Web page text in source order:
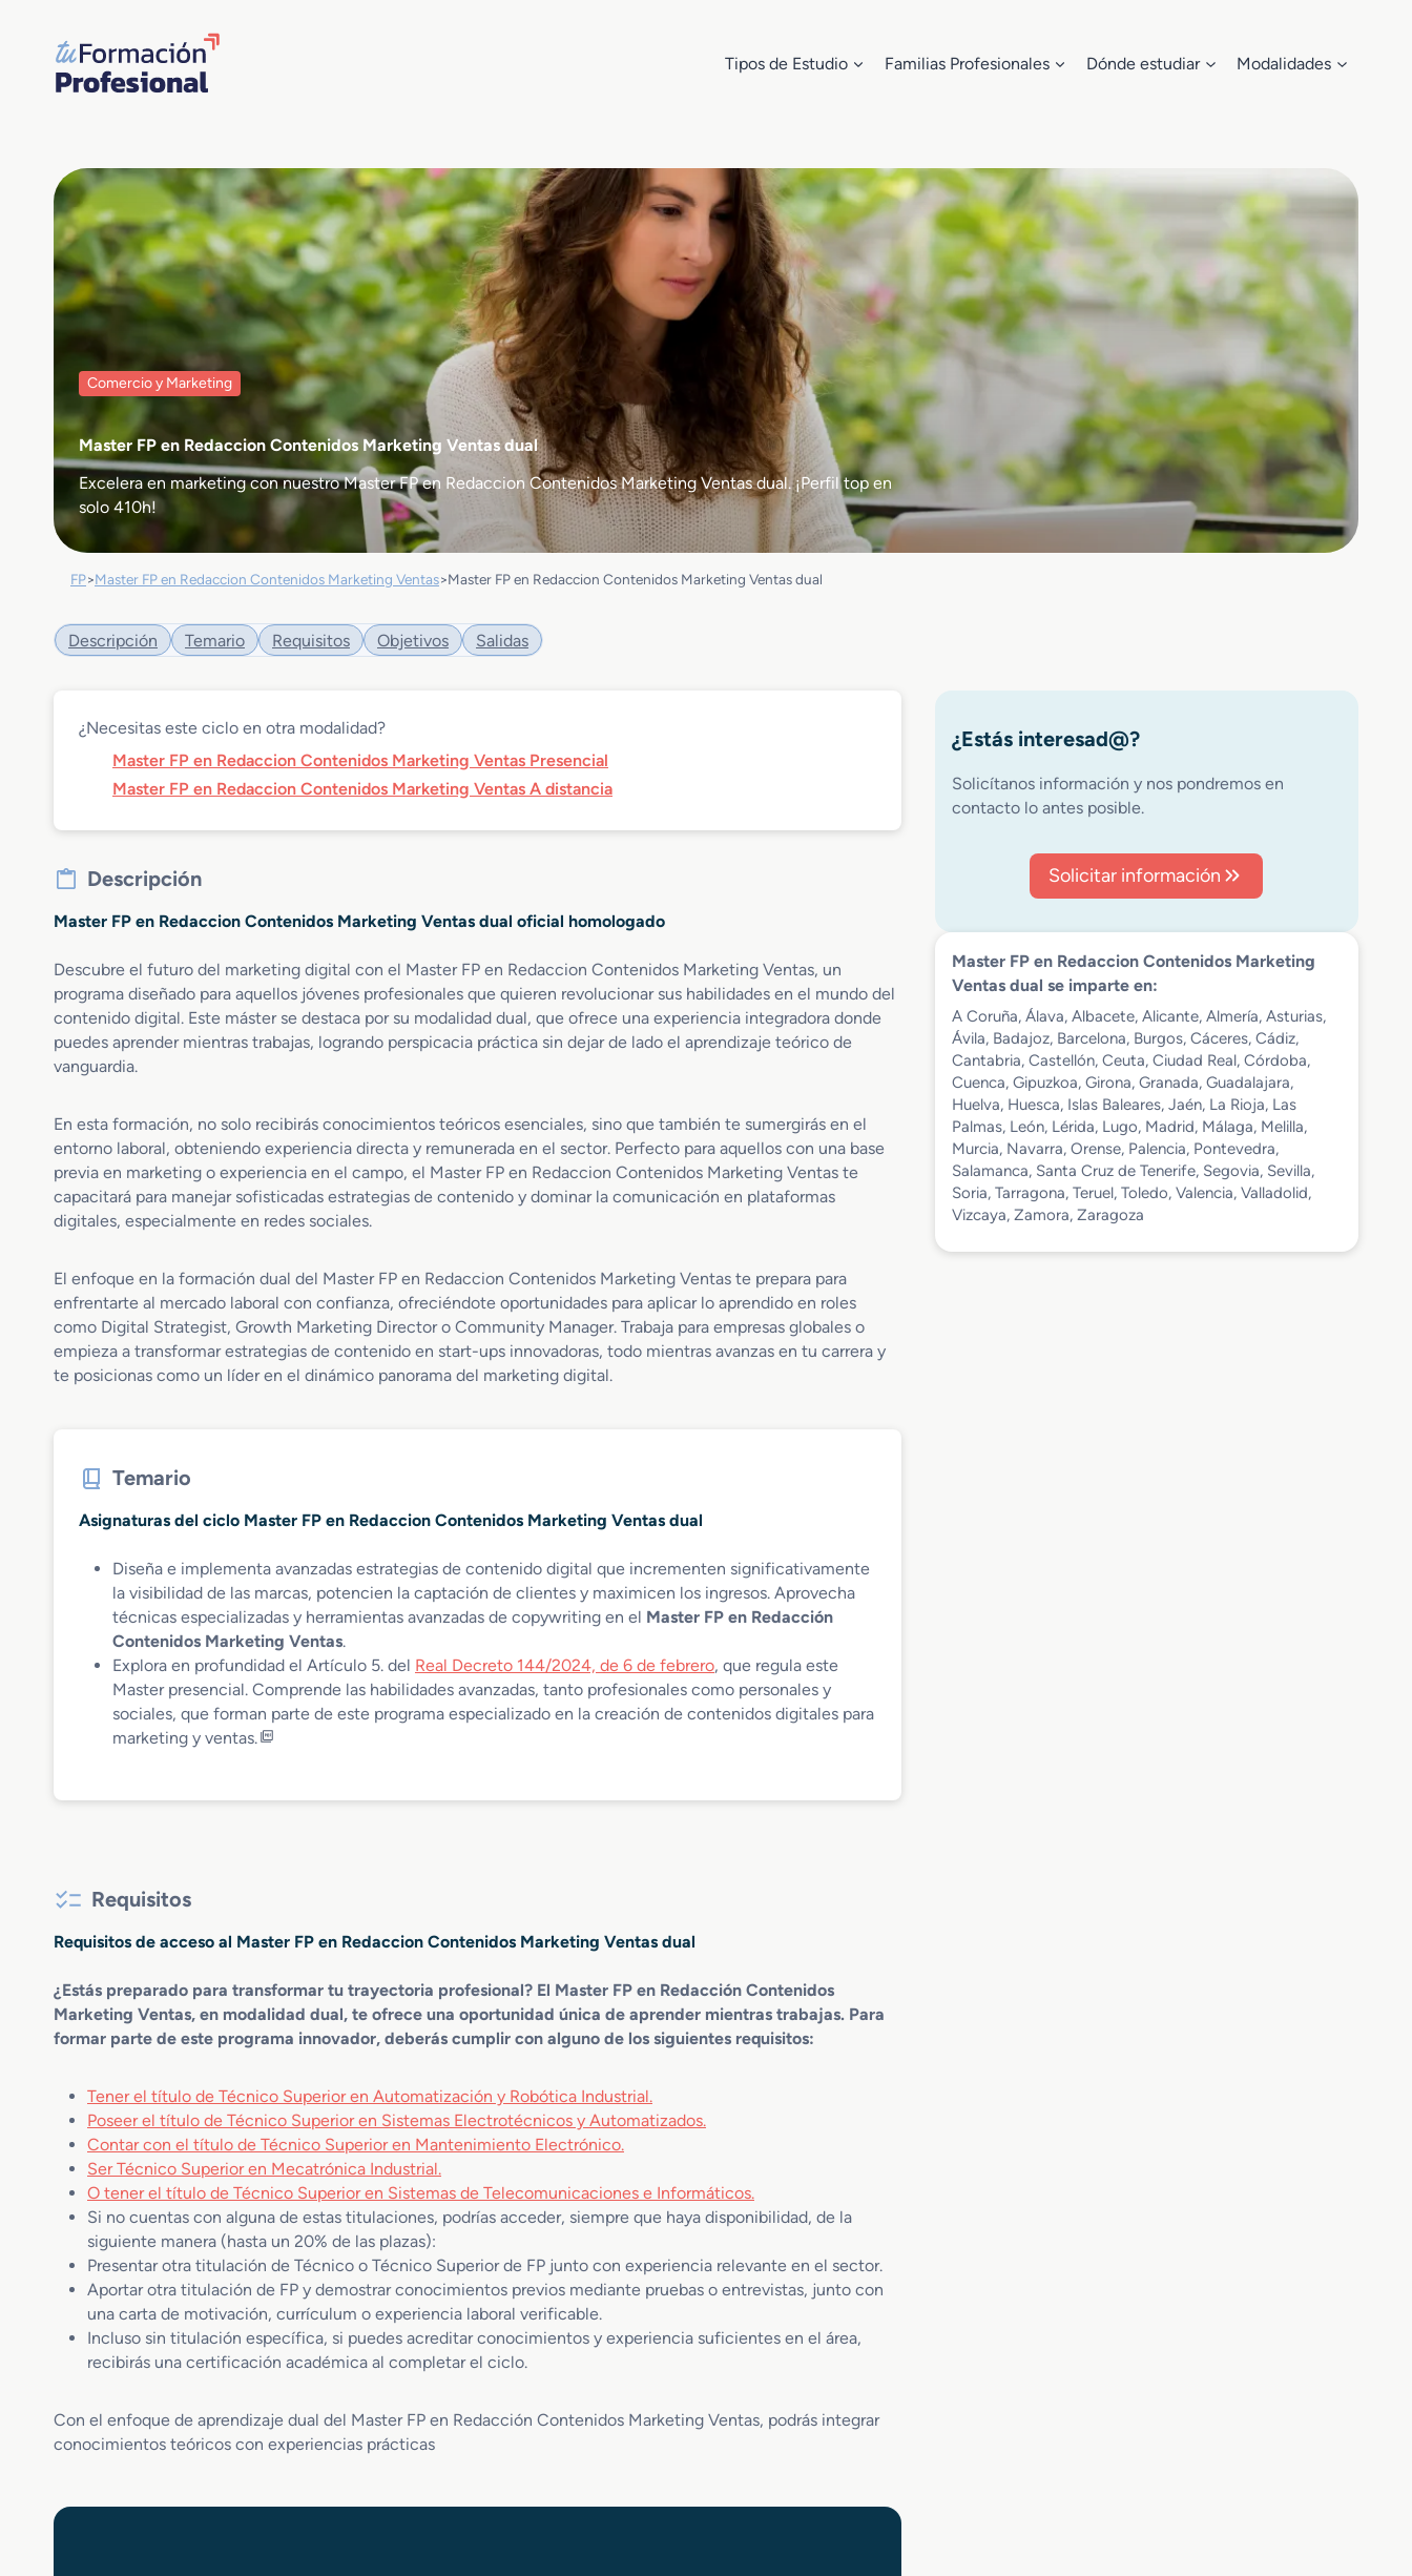
contenido
Tipos de Estudio Familias Profesionales Dónde estudiar Modalidades
Comercio y Marketing
Master FP en Redaccion Contenidos Marketing Ventas dual
Excelera en marketing con nuestro Master FP en Redaccion Contenidos Marketing Ventas dual. ¡Perfil top en
solo 410h!
FP>Master FP en Redaccion Contenidos Marketing Ventas>Master FP en Redaccion Contenidos Marketing Ventas dual
Descripción Temario Requisitos Objetivos Salidas
¿Necesitas este ciclo en otra modalidad?
Master FP en Redaccion Contenidos Marketing Ventas Presencial
Master FP en Redaccion Contenidos Marketing Ventas A distancia
Descripción
Master FP en Redaccion Contenidos Marketing Ventas dual oficial homologado
Descubre el futuro del marketing digital con el Master FP en Redaccion Contenidos Marketing Ventas, un
programa diseñado para aquellos jóvenes profesionales que quieren revolucionar sus habilidades en el mundo del
contenido digital. Este máster se destaca por su modalidad dual, que ofrece una experiencia integradora donde
puedes aprender mientras trabajas, logrando perspicacia práctica sin dejar de lado el aprendizaje teórico de
vanguardia.
En esta formación, no solo recibirás conocimientos teóricos esenciales, sino que también te sumergirás en el
entorno laboral, obteniendo experiencia directa y remunerada en el sector. Perfecto para aquellos con una base
previa en marketing o experiencia en el campo, el Master FP en Redaccion Contenidos Marketing Ventas te
capacitará para manejar sofisticadas estrategias de contenido y dominar la comunicación en plataformas
digitales, especialmente en redes sociales.
El enfoque en la formación dual del Master FP en Redaccion Contenidos Marketing Ventas te prepara para
enfrentarte al mercado laboral con confianza, ofreciéndote oportunidades para aplicar lo aprendido en roles
como Digital Strategist, Growth Marketing Director o Community Manager. Trabaja para empresas globales o
empieza a transformar estrategias de contenido en start-ups innovadoras, todo mientras avanzas en tu carrera y
te posicionas como un líder en el dinámico panorama del marketing digital.
Temario
Asignaturas del ciclo Master FP en Redaccion Contenidos Marketing Ventas dual
Diseña e implementa avanzadas estrategias de contenido digital que incrementen significativamente
la visibilidad de las marcas, potencien la captación de clientes y maximicen los ingresos. Aprovecha
técnicas especializadas y herramientas avanzadas de copywriting en el Master FP en Redacción
Contenidos Marketing Ventas.
Explora en profundidad el Artículo 5. del Real Decreto 144/2024, de 6 de febrero, que regula este
Master presencial. Comprende las habilidades avanzadas, tanto profesionales como personales y
sociales, que forman parte de este programa especializado en la creación de contenidos digitales para
marketing y ventas.
Requisitos
Requisitos de acceso al Master FP en Redaccion Contenidos Marketing Ventas dual
¿Estás preparado para transformar tu trayectoria profesional? El Master FP en Redacción Contenidos
Marketing Ventas, en modalidad dual, te ofrece una oportunidad única de aprender mientras trabajas. Para
formar parte de este programa innovador, deberás cumplir con alguno de los siguientes requisitos:
Tener el título de Técnico Superior en Automatización y Robótica Industrial.
Poseer el título de Técnico Superior en Sistemas Electrotécnicos y Automatizados.
Contar con el título de Técnico Superior en Mantenimiento Electrónico.
Ser Técnico Superior en Mecatrónica Industrial.
O tener el título de Técnico Superior en Sistemas de Telecomunicaciones e Informáticos.
Si no cuentas con alguna de estas titulaciones, podrías acceder, siempre que haya disponibilidad, de la
siguiente manera (hasta un 20% de las plazas):
Presentar otra titulación de Técnico o Técnico Superior de FP junto con experiencia relevante en el sector.
Aportar otra titulación de FP y demostrar conocimientos previos mediante pruebas o entrevistas, junto con
una carta de motivación, currículum o experiencia laboral verificable.
Incluso sin titulación específica, si puedes acreditar conocimientos y experiencia suficientes en el área,
recibirás una certificación académica al completar el ciclo.
Con el enfoque de aprendizaje dual del Master FP en Redacción Contenidos Marketing Ventas, podrás integrar
conocimientos teóricos con experiencias prácticas
¿Estás interesad@?
Solicítanos información y nos pondremos en
contacto lo antes posible.
Solicitar información
Master FP en Redaccion Contenidos Marketing
Ventas dual se imparte en:
A Coruña, Álava, Albacete, Alicante, Almería, Asturias,
Ávila, Badajoz, Barcelona, Burgos, Cáceres, Cádiz,
Cantabria, Castellón, Ceuta, Ciudad Real, Córdoba,
Cuenca, Gipuzkoa, Girona, Granada, Guadalajara,
Huelva, Huesca, Islas Baleares, Jaén, La Rioja, Las
Palmas, León, Lérida, Lugo, Madrid, Málaga, Melilla,
Murcia, Navarra, Orense, Palencia, Pontevedra,
Salamanca, Santa Cruz de Tenerife, Segovia, Sevilla,
Soria, Tarragona, Teruel, Toledo, Valencia, Valladolid,
Vizcaya, Zamora, Zaragoza